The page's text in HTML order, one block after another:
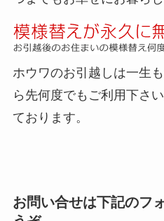
ホウワのお引越しは一生
ら先何度でもご利用下さ
ております。
お問い合せは下記のフ